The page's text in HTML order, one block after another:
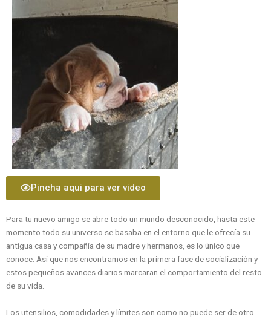
Pincha aqui para ver video
Para tu nuevo amigo se abre todo un mundo desconocido, hasta este
momento todo su universo se basaba en el entorno que le ofrecía su
antigua casa y compañía de su madre y hermanos, es lo único que
conoce. Así que nos encontramos en la primera fase de socialización y
estos pequeños avances diarios marcaran el comportamiento del resto
de su vida.
Los utensilios, comodidades y límites son como no puede ser de otro